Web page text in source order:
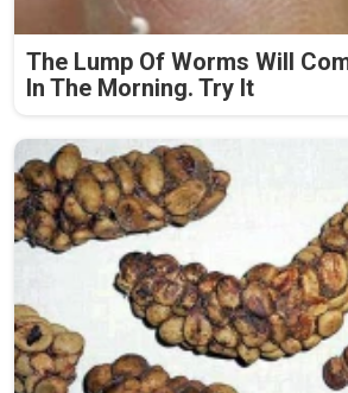
The Lump Of Worms Will
In The Morning. Try It